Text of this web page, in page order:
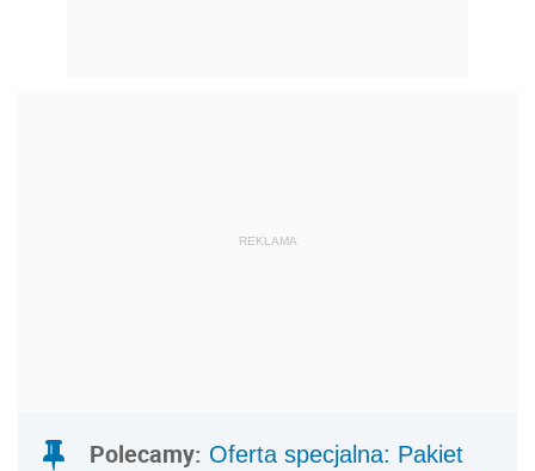
REKLAMA
Polecamy: Oferta specjalna: Pakiet